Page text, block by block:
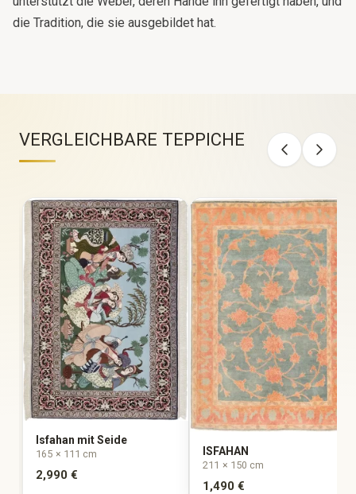
die Tradition, die sie ausgebildet hat.
VERGLEICHBARE TEPPICHE
Isfahan mit Seide
165 × 111 cm
2,990 €
ISFAHAN
211 × 150 cm
1,490 €